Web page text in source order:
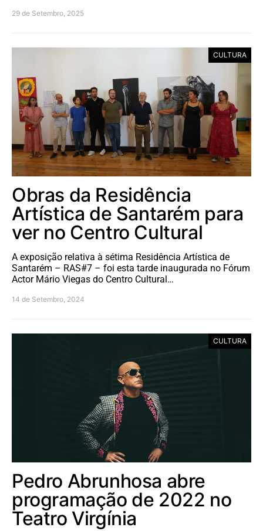
29 de Setembro, 2025
CULTURA
Obras da Residência
Artística de Santarém para
ver no Centro Cultural
A exposição relativa à sétima Residência Artística de
Santarém – RAS#7 – foi esta tarde inaugurada no Fórum
Actor Mário Viegas do Centro Cultural…
14 de Setembro, 2024
CULTURA
Pedro Abrunhosa abre
programação de 2022 no
Teatro Virgínia